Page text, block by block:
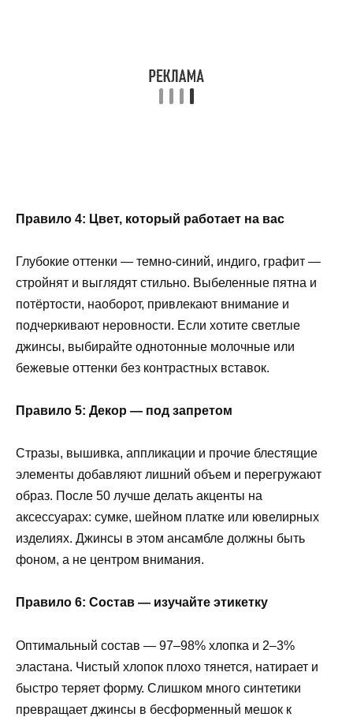
Правило 4: Цвет, который работает на вас
Глубокие оттенки — темно-синий, индиго, графит —
стройнят и выглядят стильно. Выбеленные пятна и
потёртости, наоборот, привлекают внимание и
подчеркивают неровности. Если хотите светлые
джинсы, выбирайте однотонные молочные или
бежевые оттенки без контрастных вставок.
Правило 5: Декор — под запретом
Стразы, вышивка, аппликации и прочие блестящие
элементы добавляют лишний объем и перегружают
образ. После 50 лучше делать акценты на
аксессуарах: сумке, шейном платке или ювелирных
изделиях. Джинсы в этом ансамбле должны быть
фоном, а не центром внимания.
Правило 6: Состав — изучайте этикетку
Оптимальный состав — 97–98% хлопка и 2–3%
эластана. Чистый хлопок плохо тянется, натирает и
быстро теряет форму. Слишком много синтетики
превращает джинсы в бесформенный мешок к